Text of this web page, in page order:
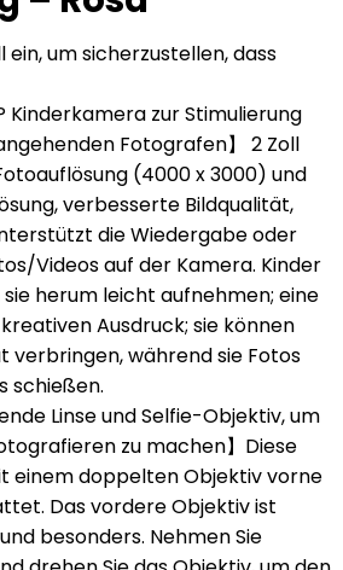
ein, um sicherzustellen, dass
Kinderkamera zur Stimulierung
Fotografen】 2 Zoll
(4000 x 3000) und
verbesserte Bildqualität,
die Wiedergabe oder
Videos auf der Kamera. Kinder
herum leicht aufnehmen; eine
Ausdruck; sie können
verbringen, während sie Fotos
schießen.
Linse und Selfie-Objektiv, um
zu machen】Diese
einem doppelten Objektiv vorne
Das vordere Objektiv ist
besonders. Nehmen Sie